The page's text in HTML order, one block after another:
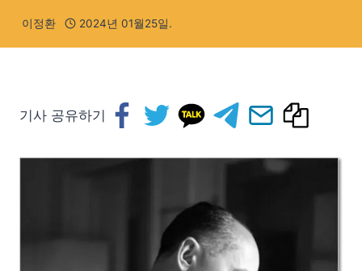
이정환 2024년 01월25일.
기사 공유하기